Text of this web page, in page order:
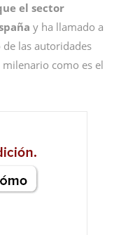
el sector
y ha llamado a
las autoridades
como es el